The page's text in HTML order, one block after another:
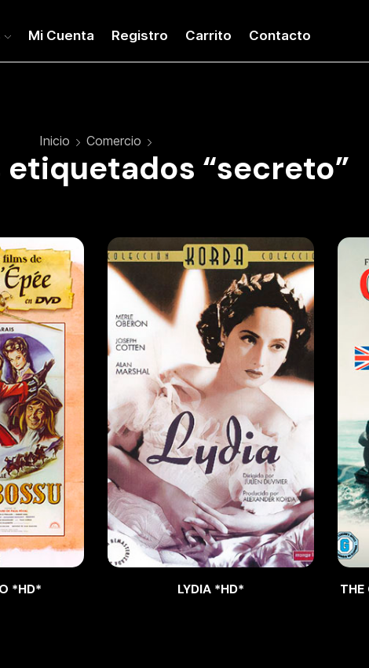
Mi Cuenta Registro Carrito Contacto
Inicio Comercio
“secreto”
*HD* LYDIA *HD* THE